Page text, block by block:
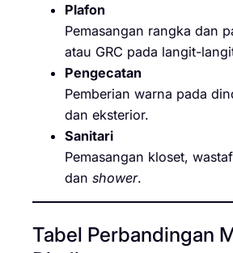
Plafon
Pemasangan rangka dan
atau GRC pada langit-
Pengecatan
Pemberian warna pada
dan eksterior.
Sanitari
Pemasangan kloset,
dan shower.
Tabel Perbandingan